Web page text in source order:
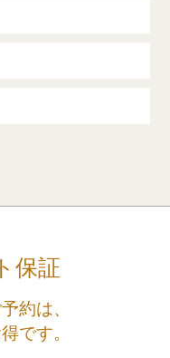
保証
約は、
です。